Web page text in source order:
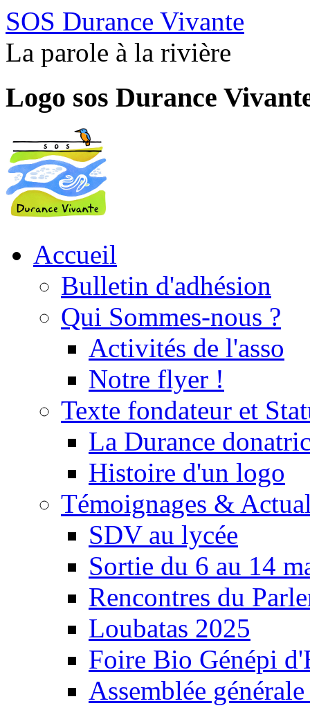
SOS Durance Vivante
La parole à la rivière
Logo sos Durance
Accueil
Bulletin d'adhésion
Qui Sommes-nous ?
Activités de l'asso
Notre flyer !
Texte fondateur et
La Durance
Histoire d'un logo
Témoignages &
SDV au lycée
Sortie du 6 au 14
Rencontres du
Loubatas 2025
Foire Bio Génépi
Assemblée